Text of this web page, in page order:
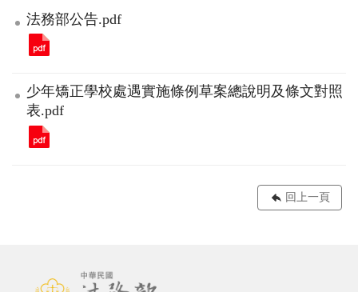
法務部公告.pdf
少年矯正學校處遇實施條例草案總說明及條文對照
表.pdf
回上一頁